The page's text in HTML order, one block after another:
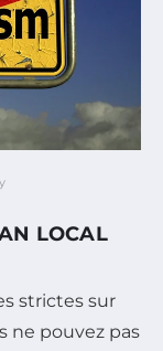
LOCAL
strictes sur
ne pouvez pas